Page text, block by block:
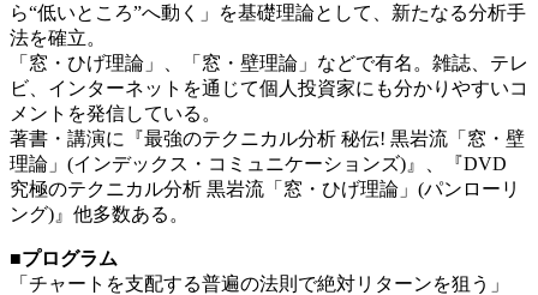
ら“低いところ”へ動く」を基礎理論として、新たなる分析手
法を確立。
「窓・ひげ理論」、「窓・壁理論」などで有名。雑誌、テレ
ビ、インターネットを通じて個人投資家にも分かりやすいコ
メントを発信している。
著書・講演に『最強のテクニカル分析 秘伝! 黒岩流「窓・壁
理論」(インデックス・コミュニケーションズ)』、『DVD
究極のテクニカル分析 黒岩流「窓・ひげ理論」(パンローリ
ング)』他多数ある。
■プログラム
「チャートを支配する普遍の法則で絶対リターンを狙う」